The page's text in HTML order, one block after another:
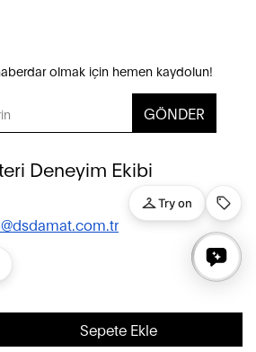
Sepete Ekle
olmak için hemen kaydolun!
GÖNDER
Deneyim Ekibi
Damat, bütün hakları saklıdır.